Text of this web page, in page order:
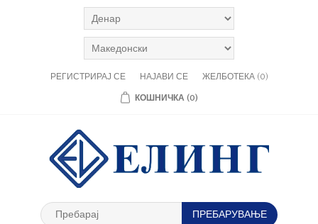
РЕГИСТРИРАЈ СЕ НАЈАВИ СЕ ЖЕЛБОТЕКА (0)
КОШНИЧКА (0)